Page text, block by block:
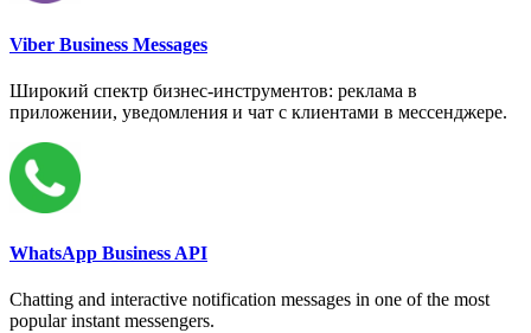
Viber Business Messages
Широкий спектр бизнес-инструментов: реклама в
приложении, уведомления и чат с клиентами в мессенджере.
WhatsApp Business API
Chatting and interactive notification messages in one of the most
popular instant messengers.